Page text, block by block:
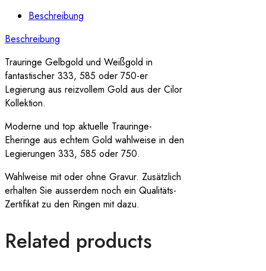
Beschreibung
Beschreibung
Trauringe Gelbgold und Weißgold in
fantastischer 333, 585 oder 750-er
Legierung aus reizvollem Gold aus der Cilor
Kollektion.
Moderne und top aktuelle Trauringe-
Eheringe aus echtem Gold wahlweise in den
Legierungen 333, 585 oder 750.
Wahlweise mit oder ohne Gravur. Zusätzlich
erhalten Sie ausserdem noch ein Qualitäts-
Zertifikat zu den Ringen mit dazu.
Related products